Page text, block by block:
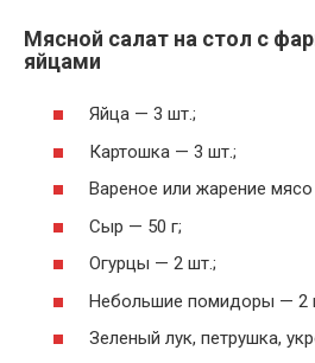
Мясной салат на стол с
яйцами
Яйца — 3 шт.;
Картошка — 3 шт.;
Вареное или жарение
Сыр — 50 г;
Огурцы — 2 шт.;
Небольшие помидоры — 2
Зеленый лук, петрушка,